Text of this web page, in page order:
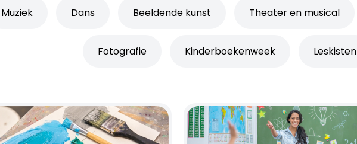
Muziek Dans Beeldende kunst Theater en musical
Fotografie Kinderboekenweek Leskisten